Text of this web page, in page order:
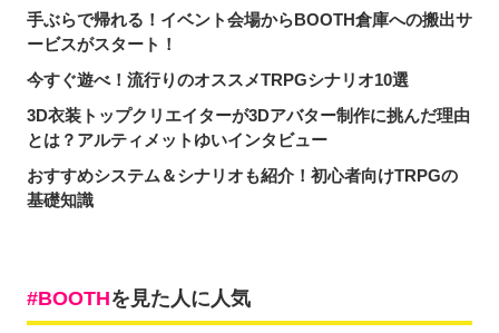
手ぶらで帰れる！イベント会場からBOOTH倉庫への搬出サ
ービスがスタート！
今すぐ遊べ！流行りのオススメTRPGシナリオ10選
3D衣装トップクリエイターが3Dアバター制作に挑んだ理由
とは？アルティメットゆいインタビュー
おすすめシステム＆シナリオも紹介！初心者向けTRPGの
基礎知識
BOOTHを見た人に人気